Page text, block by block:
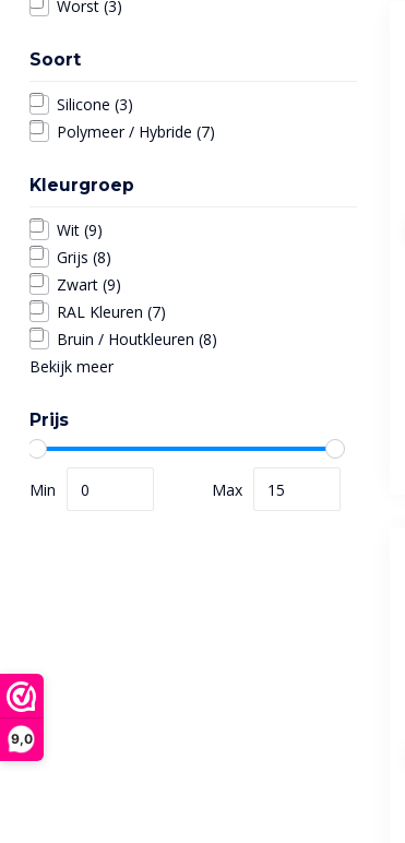
9,0
Worst (3)
Soort
Silicone (3)
Polymeer / Hybride (7)
Kleurgroep
Wit (9)
Grijs (8)
Zwart (9)
RAL Kleuren (7)
Bruin / Houtkleuren (8)
Bekijk meer
Prijs
Min Max